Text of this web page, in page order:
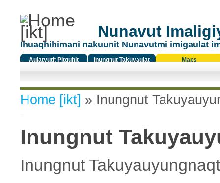
Nunavut
Ihuaqhihimani nakuunit Nunavutmi imigaulat
Aulatyutit Pitquhit
Inungnut Takuyaulat
Maps
You are here
Home [ikt] » Inungnut
Inungnut
Inungnut